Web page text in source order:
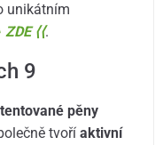
unikátním
⟨⟨.
9
pěny
tvoříaktivní